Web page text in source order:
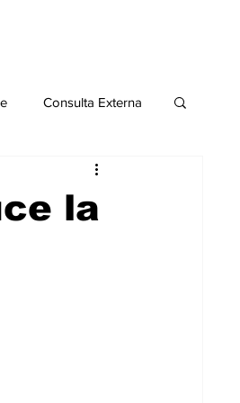
Consulta Externa
Publicaciones
la